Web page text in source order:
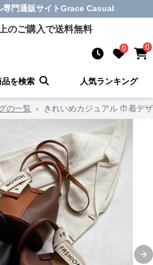
専門通販サイトGrace Casual
のご購入で送料無料
0 0
品を検索 人気ランキング
の一覧 › きれいめカジュアル 巾着デ